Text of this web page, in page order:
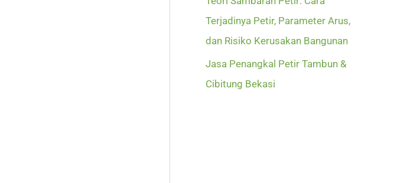
Terjadinya Petir, Parameter Arus,
dan Risiko Kerusakan Bangunan
Jasa Penangkal Petir Tambun &
Cibitung Bekasi